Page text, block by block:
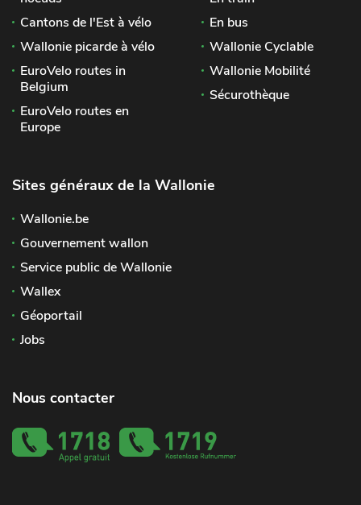
Cantons de l'Est à vélo
Wallonie picarde à vélo
EuroVelo routes in
Belgium
EuroVelo routes en
Europe
En bus
Wallonie Cyclable
Wallonie Mobilité
Sécurothèque
Sites généraux de la Wallonie
Wallonie.be
Gouvernement wallon
Service public de Wallonie
Wallex
Géoportail
Jobs
Nous contacter